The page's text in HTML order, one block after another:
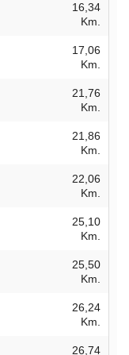
16,34
Km.
17,06
Km.
21,76
Km.
21,86
Km.
22,06
Km.
25,10
Km.
25,50
Km.
26,24
Km.
26,74